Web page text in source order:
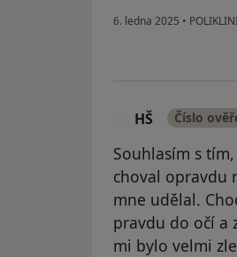
6. ledna 2025 •
HŠ Číslo
Souhlasím s
choval opravdu
mne udělal.
pravdu do očí a
mi bylo velmi